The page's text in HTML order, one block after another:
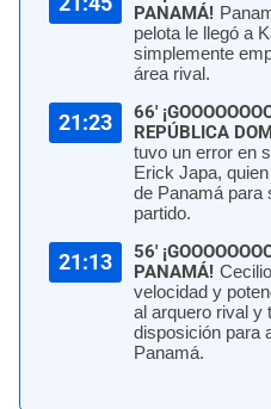
PANAMÁ!
pelota le llegó a
simplemente
área rival.
21:23
66'
REPÚBLICA
tuvo un error en
Erick Japa,
de Panamá para
partido.
21:13
56'
PANAMÁ!
velocidad y
al arquero rival y
disposición para
Panamá.